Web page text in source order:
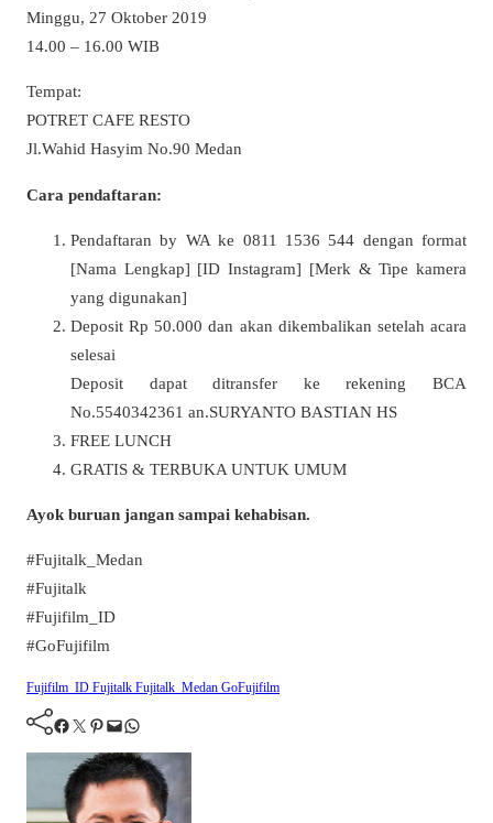
Minggu, 27 Oktober 2019
14.00 – 16.00 WIB
Tempat:
POTRET CAFE RESTO
Jl.Wahid Hasyim No.90 Medan
Cara pendaftaran:
Pendaftaran by WA ke 0811 1536 544 dengan format
[Nama Lengkap] [ID Instagram] [Merk & Tipe kamera
yang digunakan]
Deposit Rp 50.000 dan akan dikembalikan setelah acara
selesai
Deposit dapat ditransfer ke rekening BCA
No.5540342361 an.SURYANTO BASTIAN HS
FREE LUNCH
GRATIS & TERBUKA UNTUK UMUM
Ayok buruan jangan sampai kehabisan.
#Fujitalk_Medan
#Fujitalk
#Fujifilm_ID
#GoFujifilm
Fujifilm_ID Fujitalk Fujitalk_Medan GoFujifilm
Facebook Twitter Pinterest Mail WhatsApp